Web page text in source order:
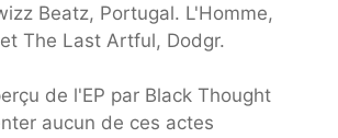
Beatz, Portugal. L'Homme,
The Last Artful, Dodgr.
de l'EP par Black Thought
aucun de ces actes